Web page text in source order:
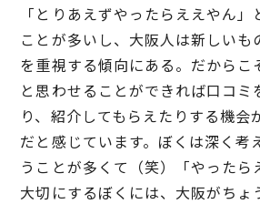
「とりあえずやったらええやん」
ことが多いし、大阪人は新しいも
を重視する傾向にある。だからこ
と思わせることができれば口コミ
り、紹介してもらえたりする機会
だと感じています。ぼくは深く考
うことが多くて（笑）「やったら
大切にするぼくには、大阪がちょ